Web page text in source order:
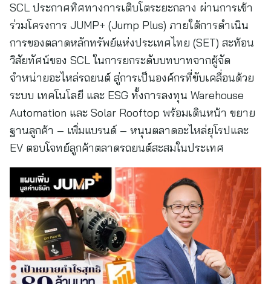
SCL ประกาศทิศทางการเติบโตระยะกลาง ผ่านการเข้า
ร่วมโครงการ JUMP+ (Jump Plus) ภายใต้การดำเนิน
การของตลาดหลักทรัพย์แห่งประเทศไทย (SET) สะท้อน
วิสัยทัศน์ของ SCL ในการยกระดับบทบาทจากผู้จัด
จำหน่ายอะไหล่รถยนต์ สู่การเป็นองค์กรที่ขับเคลื่อนด้วย
ระบบ เทคโนโลยี และ ESG ทั้งการลงทุน Warehouse
Automation และ Solar Rooftop พร้อมเดินหน้า ขยาย
ฐานลูกค้า – เพิ่มแบรนด์ – หนุนตลาดอะไหล่ยุโรปและ
EV ตอบโจทย์ลูกค้าตลาดรถยนต์สะสมในประเทศ